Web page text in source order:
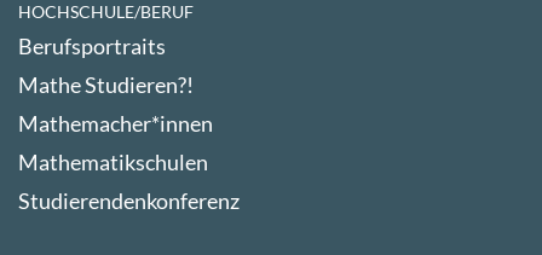
HOCHSCHULE/BERUF
Berufsportraits
Mathe Studieren?!
Mathemacher*innen
Mathematikschulen
Studierendenkonferenz